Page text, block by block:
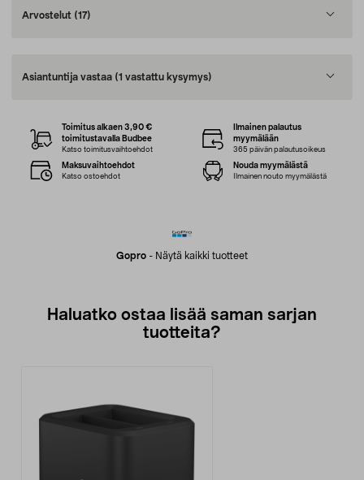
Arvostelut (17)
Asiantuntija vastaa (1 vastattu kysymys)
Gopro - Näytä kaikki tuotteet
Toimitus alkaen 3,90 €
toimitustavalla Budbee
Katso toimitusvaihtoehdot
Ilmainen palautus
myymälään
365 päivän palautusoikeus
Maksuvaihtoehdot
Katso ostoehdot
Nouda myymälästä
Ilmainen nouto myymälästä
Haluatko ostaa lisää saman sarjan
tuotteita?